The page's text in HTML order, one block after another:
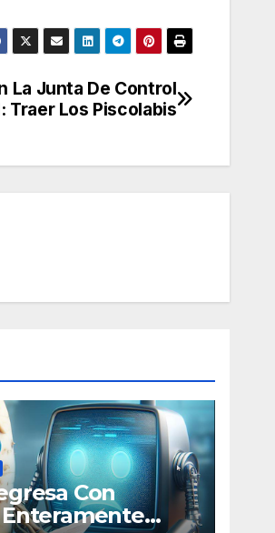
La Junta De Control
Traer Los Piscolabis
Con